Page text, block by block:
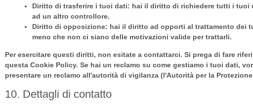
Diritto di trasferire i tuoi dati: hai il diritto di richiedere tutti i
ad un altro controllore.
Diritto di opposizione: hai il diritto ad opporti al trattamento dei
meno che non ci siano delle motivazioni valide per trattarli.
Per esercitare questi diritti, non esitate a contattarci. Si prega di fare
questa Cookie Policy. Se hai un reclamo su come gestiamo i tuoi dati,
presentare un reclamo all'autorità di vigilanza (l'Autorità per la
10. Dettagli di contatto